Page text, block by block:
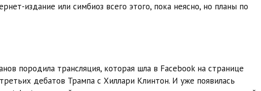
издание или симбиоз всего этого, пока неясно, но планы по
породила трансляция, которая шла в Facebook на странице
дебатов Трампа с Хиллари Клинтон. И уже появилась